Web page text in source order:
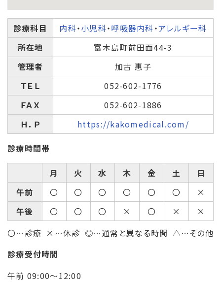
診療科目 内科・小児科・呼吸器内科 ・アレルギー科
所在地
富木島町前田面44-3
管理者
加古 惠子
ＴＥＬ
052-602-1776
ＦＡＸ
052-602-1886
Ｈ．Ｐ
https://kakomedical.com/
診療時間帯
月 火 水 木 金 土
日
午前
〇 〇 〇 〇 〇 〇
×
午後
〇 〇 〇 × 〇 ×
×
〇…診療 ×…休診 ◎…通常と異なる時間 △…その他
診療受付時間
午前 09:00～12:00